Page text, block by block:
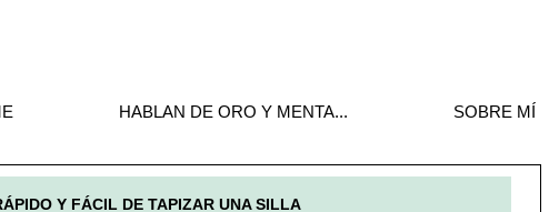
HABLAN DE ORO Y MENTA... SOBRE MÍ
Y FÁCIL DE TAPIZAR UNA SILLA